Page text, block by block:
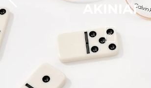
AKINIAI
»